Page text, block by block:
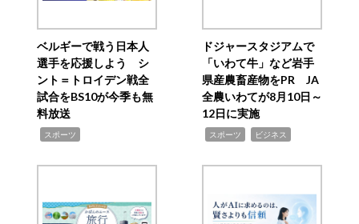
ベルギーで戦う日本人
選手を応援しよう シ
ント＝トロイデン戦全
試合をBS10が今季も無
料放送
スポーツ
ドジャースタジアムで
「いわて牛」など岩手
県産農畜産物をPR JA
全農いわてが8月10日～
12日に実施
スポーツ ビジネス